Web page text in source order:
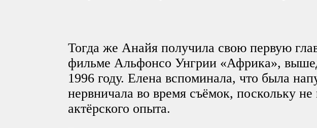
Тогда же Анайя получила свою первую
фильме Альфонсо Унгрии «Африка»,
1996 году. Елена вспоминала, что была
нервничала во время съёмок, поскольку не
актёрского опыта.